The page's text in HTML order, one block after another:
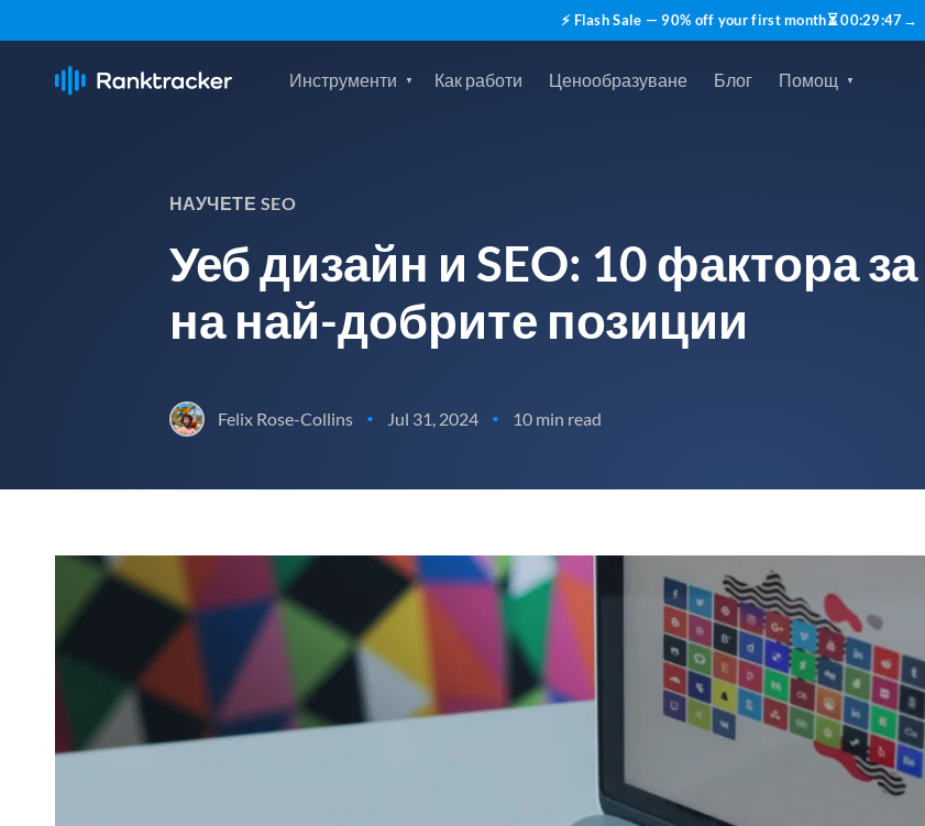
⚡ Flash Sale — 90% off your first month⏳00:29:45→
Инструменти Как работи Ценообразуване Блог Помощ
НАУЧЕТЕ SEO
Уеб дизайн и SEO: 10 фактора
на най-добрите позиции
Felix Rose-Collins • Jul 31, 2024 • 10 min read